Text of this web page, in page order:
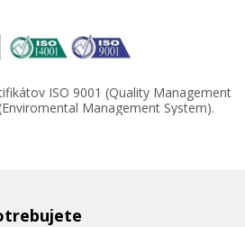
ISO 9001 (Quality Management
Management System).